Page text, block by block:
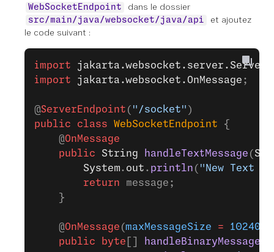
WebSocketEndpoint dans le dossier
src/main/java/websocket/java/api
et ajoutez
le code suivant :
import
import jakarta.websocket.OnMessage ;
@ServerEndpoint ( "/socket" )
public class WebSocketEndpoint {
    @
OnMessage
    public
String handleTextMessage (
        System
. out . println ( "New Text
        return
message;
    }
    @
OnMessage (maxMessageSize = 1024000
    public
byte handleBinaryMessage